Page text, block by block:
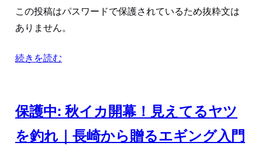
この投稿はパスワードで保護されているため抜粋文は
ありません。
続きを読む
保護中: 秋イカ開幕！見えてるヤツ
を釣れ｜長崎から贈るエギング入門